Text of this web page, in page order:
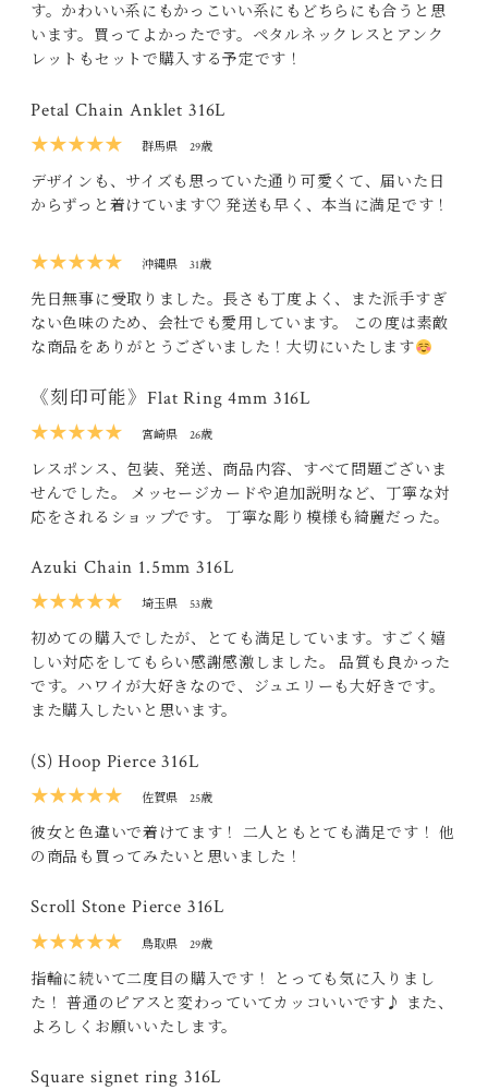
す。かわいい系にもかっこいい系にもどちらにも合うと思
います。買ってよかったです。ペタルネックレスとアンク
レットもセットで購入する予定です！
Petal Chain Anklet 316L
★★★★★
群馬県 29歳
デザインも、サイズも思っていた通り可愛くて、届いた日
からずっと着けています♡ 発送も早く、本当に満足です！
★★★★★ 沖縄県 31歳
先日無事に受取りました。長さも丁度よく、また派手すぎ
ない色味のため、会社でも愛用しています。 この度は素敵
な商品をありがとうございました！大切にいたします
《刻印可能》Flat Ring 4mm 316L
★★★★★
宮崎県 26歳
レスポンス、包装、発送、商品内容、すべて問題ございま
せんでした。 メッセージカードや追加説明など、丁寧な対
応をされるショップです。 丁寧な彫り模様も綺麗だった。
Azuki Chain 1.5mm 316L
★★★★★
埼玉県 53歳
初めての購入でしたが、とても満足しています。すごく嬉
しい対応をしてもらい感謝感激しました。 品質も良かった
です。ハワイが大好きなので、ジュエリーも大好きです。
また購入したいと思います。
(S) Hoop Pierce 316L
★★★★★
佐賀県 25歳
彼女と色違いで着けてます！ 二人ともとても満足です！ 他
の商品も買ってみたいと思いました！
Scroll Stone Pierce 316L
★★★★★
鳥取県 29歳
指輪に続いて二度目の購入です！ とっても気に入りまし
た！ 普通のピアスと変わっていてカッコいいです♪ また、
よろしくお願いいたします。
Square signet ring 316L